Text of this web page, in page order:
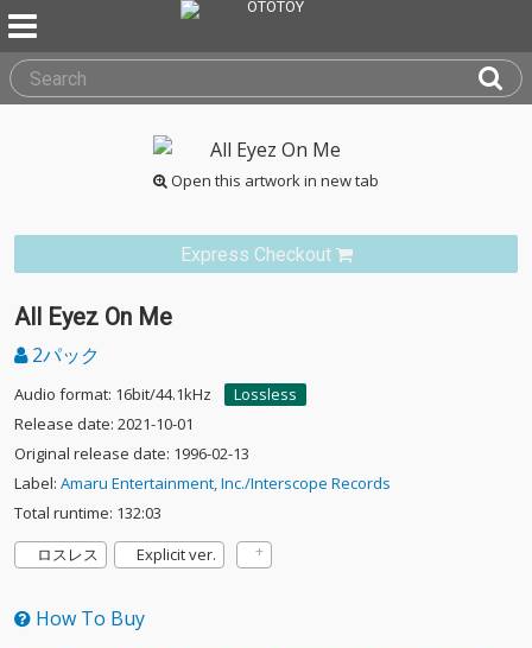
Open this artwork in new tab
Express Checkout
All Eyez On Me
2パック
Audio format: 16bit/44.1kHz
Lossless
Release date: 2021-10-01
Original release date: 1996-02-13
Label: Amaru Entertainment, Inc./Interscope Records
Total runtime: 132:03
ロスレス
Explicit ver.
How To Buy